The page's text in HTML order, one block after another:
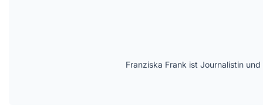
Franziska Frank ist Journalistin